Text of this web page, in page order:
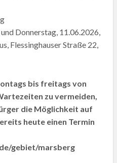
Donnerstag, 11.06.2026,
Flessinghauser Straße 22,
bis freitags von
zu vermeiden,
die Möglichkeit auf
heute einen Termin
gebiet/marsberg